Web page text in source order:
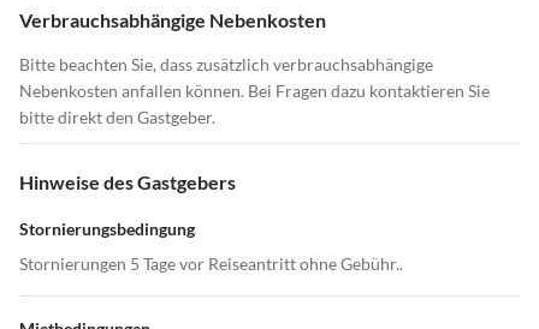
Verbrauchsabhängige Nebenkosten
Bitte beachten Sie, dass zusätzlich verbrauchsabhängige
Nebenkosten anfallen können. Bei Fragen dazu kontaktieren Sie
bitte direkt den Gastgeber.
Hinweise des Gastgebers
Stornierungsbedingung
Stornierungen 5 Tage vor Reiseantritt ohne Gebühr..